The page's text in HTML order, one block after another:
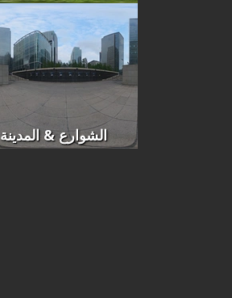
الشوارع & المدينة